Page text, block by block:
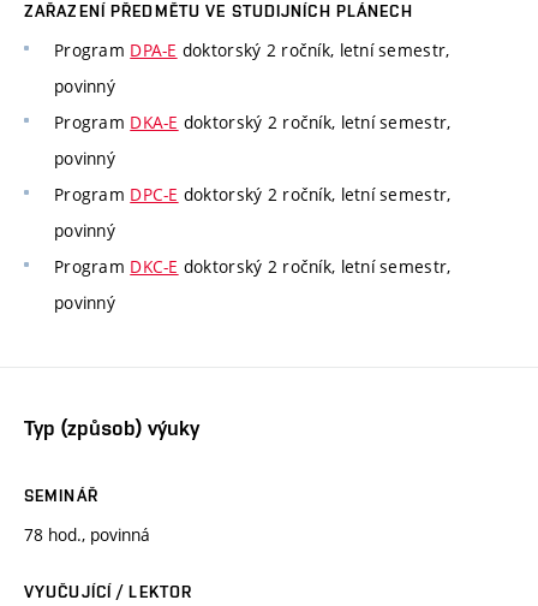
ZAŘAZENÍ PŘEDMĚTU VE STUDIJNÍCH PLÁNECH
Program DPA-E doktorský 2 ročník, letní semestr,
povinný
Program DKA-E doktorský 2 ročník, letní semestr,
povinný
Program DPC-E doktorský 2 ročník, letní semestr,
povinný
Program DKC-E doktorský 2 ročník, letní semestr,
povinný
Typ (způsob) výuky
SEMINÁŘ
78 hod., povinná
VYUČUJÍCÍ / LEKTOR